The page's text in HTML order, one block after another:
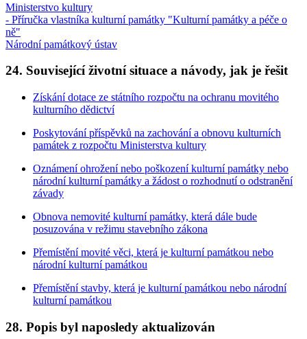
Ministerstvo kultury
- Příručka vlastníka kulturní památky "Kulturní památky a péče o
ně"
Národní památkový ústav
24. Související životní situace a návody, jak je řešit
Získání dotace ze státního rozpočtu na ochranu movitého
kulturního dědictví
Poskytování příspěvků na zachování a obnovu kulturních
památek z rozpočtu Ministerstva kultury
Oznámení ohrožení nebo poškození kulturní památky nebo
národní kulturní památky a žádost o rozhodnutí o odstranění
závady
Obnova nemovité kulturní památky, která dále bude
posuzována v režimu stavebního zákona
Přemístění movité věci, která je kulturní památkou nebo
národní kulturní památkou
Přemístění stavby, která je kulturní památkou nebo národní
kulturní památkou
28. Popis byl naposledy aktualizován